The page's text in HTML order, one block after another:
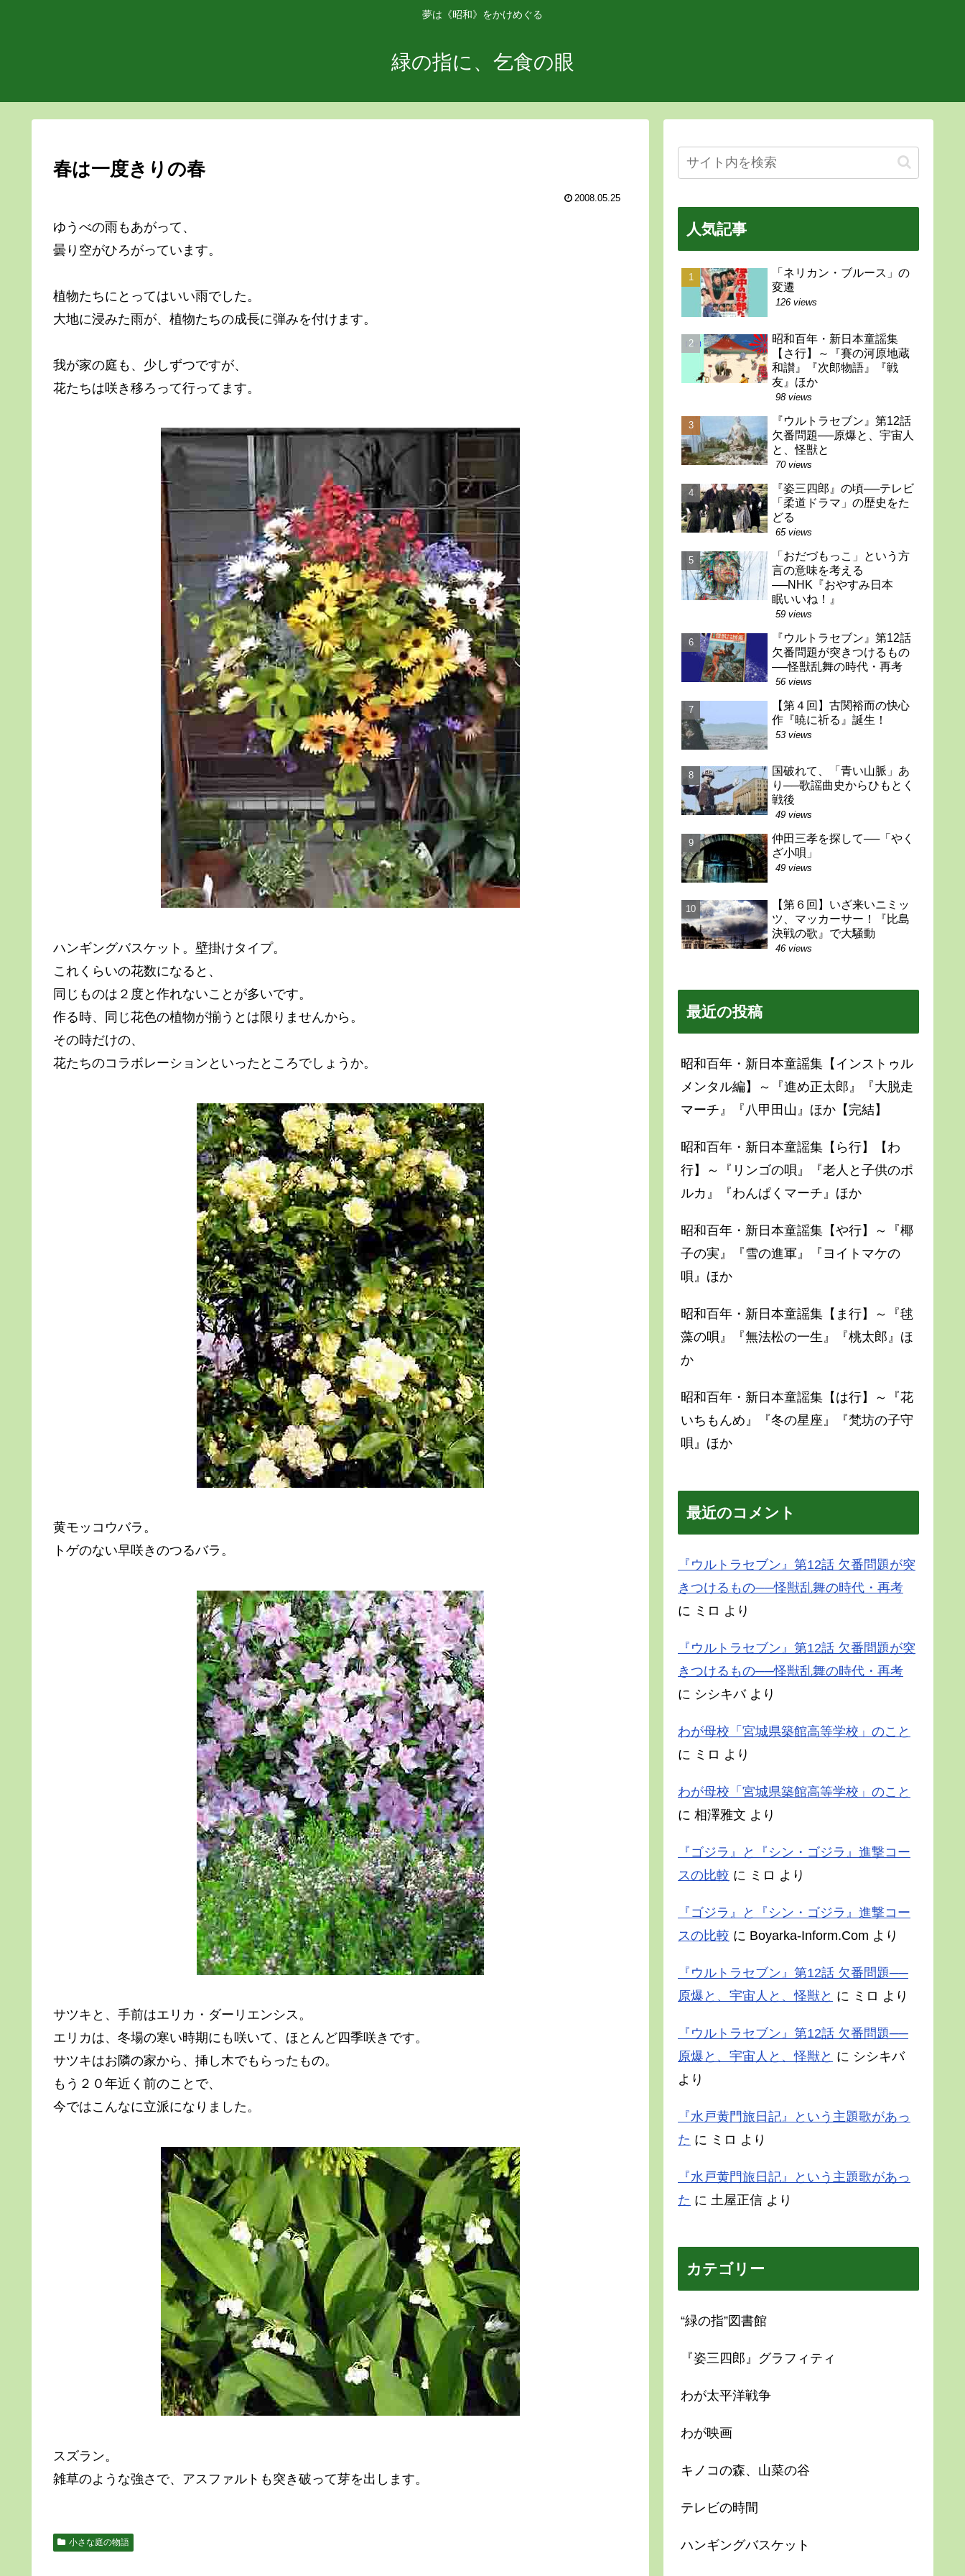
夢は《昭和》をかけめぐる
緑の指に、乞食の眼
春は一度きりの春
2008.05.25
ゆうべの雨もあがって、
曇り空がひろがっています。
植物たちにとってはいい雨でした。
大地に浸みた雨が、植物たちの成長に弾みを付けます。
我が家の庭も、少しずつですが、
花たちは咲き移ろって行ってます。
ハンギングバスケット。壁掛けタイプ。
これくらいの花数になると、
同じものは２度と作れないことが多いです。
作る時、同じ花色の植物が揃うとは限りませんから。
その時だけの、
花たちのコラボレーションといったところでしょうか。
黄モッコウバラ。
トゲのない早咲きのつるバラ。
サツキと、手前はエリカ・ダーリエンシス。
エリカは、冬場の寒い時期にも咲いて、ほとんど四季咲きです。
サツキはお隣の家から、挿し木でもらったもの。
もう２０年近く前のことで、
今ではこんなに立派になりました。
スズラン。
雑草のような強さで、アスファルトも突き破って芽を出します。
小さな庭の物語
人気記事
「ネリカン・ブルース」の
変遷
126 views
昭和百年・新日本童謡集
【さ行】～『賽の河原地蔵
和讃』『次郎物語』『戦
友』ほか
98 views
『ウルトラセブン』第12話
欠番問題──原爆と、宇宙人
と、怪獣と
70 views
『姿三四郎』の頃──テレビ
「柔道ドラマ」の歴史をた
どる
65 views
「おだづもっこ」という方
言の意味を考える
──NHK『おやすみ日本
眠いいね！』
59 views
『ウルトラセブン』第12話
欠番問題が突きつけるもの
──怪獣乱舞の時代・再考
56 views
【第４回】古関裕而の快心
作『暁に祈る』誕生！
53 views
国破れて、「青い山脈」あ
り──歌謡曲史からひもとく
戦後
49 views
仲田三孝を探して──「やく
ざ小唄」
49 views
【第６回】いざ来いニミッ
ツ、マッカーサー！『比島
決戦の歌』で大騒動
46 views
最近の投稿
昭和百年・新日本童謡集【インストゥル
メンタル編】～『進め正太郎』『大脱走
マーチ』『八甲田山』ほか【完結】
昭和百年・新日本童謡集【ら行】【わ
行】～『リンゴの唄』『老人と子供のポ
ルカ』『わんぱくマーチ』ほか
昭和百年・新日本童謡集【や行】～『椰
子の実』『雪の進軍』『ヨイトマケの
唄』ほか
昭和百年・新日本童謡集【ま行】～『毬
藻の唄』『無法松の一生』『桃太郎』ほ
か
昭和百年・新日本童謡集【は行】～『花
いちもんめ』『冬の星座』『梵坊の子守
唄』ほか
最近のコメント
『ウルトラセブン』第12話 欠番問題が突
きつけるもの──怪獣乱舞の時代・再考
に ミロ より
『ウルトラセブン』第12話 欠番問題が突
きつけるもの──怪獣乱舞の時代・再考
に シシキバより
わが母校「宮城県築館高等学校」のこと
に ミロ より
わが母校「宮城県築館高等学校」のこと
に 相澤雅文 より
『ゴジラ』と『シン・ゴジラ』進撃コー
スの比較 に ミロ より
『ゴジラ』と『シン・ゴジラ』進撃コー
スの比較 に Boyarka-Inform.Com より
『ウルトラセブン』第12話 欠番問題──
原爆と、宇宙人と、怪獣と に ミロ より
『ウルトラセブン』第12話 欠番問題──
原爆と、宇宙人と、怪獣と に シシキバ
より
『水戸黄門旅日記』という主題歌があっ
た に ミロ より
『水戸黄門旅日記』という主題歌があっ
た に 土屋正信 より
カテゴリー
“緑の指”図書館
『姿三四郎』グラフィティ
わが太平洋戦争
わが映画
キノコの森、山菜の谷
テレビの時間
ハンギングバスケット